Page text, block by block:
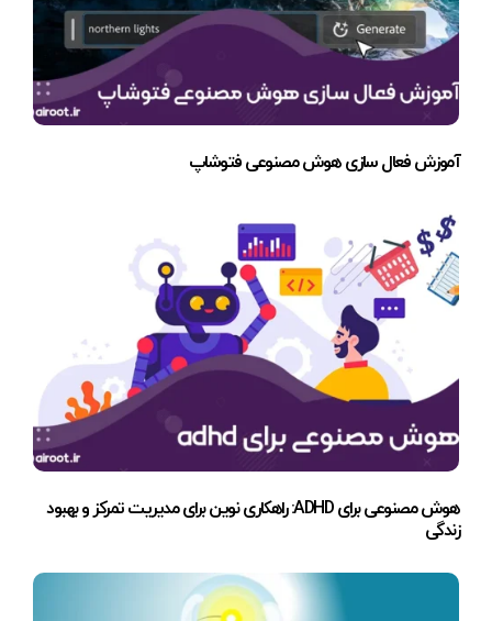
آموزش فعال سازی هوش مصنوعی فتوشاپ
هوش مصنوعی برای ADHD: راهکاری نوین برای مدیریت تمرکز و بهبود
زندگی